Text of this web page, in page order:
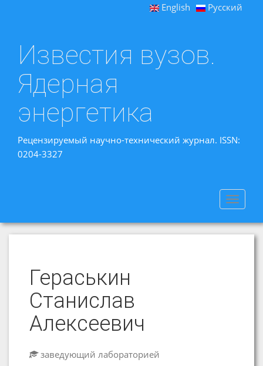
English Русский
Известия вузов.
Ядерная
энергетика
Рецензируемый научно-технический журнал. ISSN:
0204-3327
Toggle
Гераськин
Станислав
Алексеевич
заведующий лабораторией